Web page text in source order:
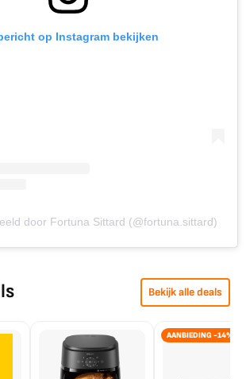
op Instagram bekijken
door Fortuna Sittard (@fortuna.sittard)
Bekijk alle deals
AANBIEDING -14%